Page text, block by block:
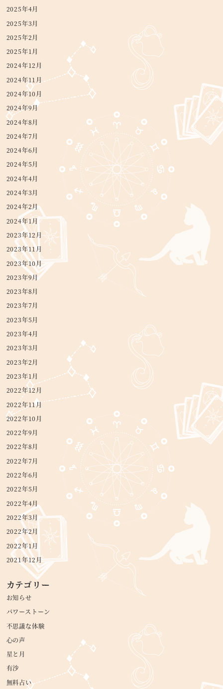
2025年4月
2025年3月
2025年2月
2025年1月
2024年12月
2024年11月
2024年10月
2024年9月
2024年8月
2024年7月
2024年6月
2024年5月
2024年4月
2024年3月
2024年2月
2024年1月
2023年12月
2023年11月
2023年10月
2023年9月
2023年8月
2023年7月
2023年5月
2023年4月
2023年3月
2023年2月
2023年1月
2022年12月
2022年11月
2022年10月
2022年9月
2022年8月
2022年7月
2022年6月
2022年5月
2022年4月
2022年3月
2022年2月
2022年1月
2021年12月
カテゴリー
お知らせ
パワーストーン
不思議な体験
心の声
星と月
有沙
無料占い